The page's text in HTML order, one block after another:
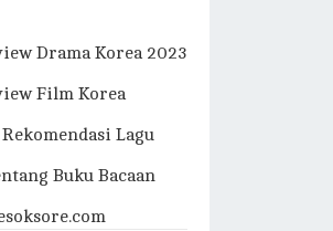
Drama Korea 2023
Film Korea
Lagu
Buku Bacaan